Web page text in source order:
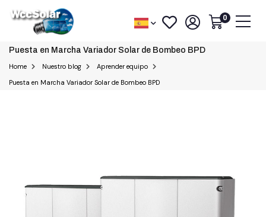
0
Puesta en Marcha Variador Solar de Bombeo BPD
Home Nuestro blog
Aprender equipo
Puesta en Marcha Variador Solar de Bombeo BPD